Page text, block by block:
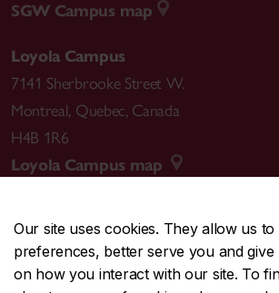
Our site uses cookies. They allow us
preferences, better serve you and
on how you interact with our site. To
SGW Campus map
Loyola Campus
7141 Sherbrooke Street W.
Montreal, Quebec, Canada
H4B 1R6
Loyola Campus map
CENTRAL514-848-2424